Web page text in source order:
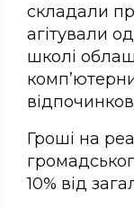
складали
агітували
школі
Гроші на
10% від